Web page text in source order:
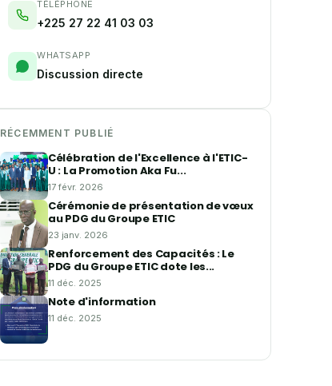
TÉLÉPHONE
+225 27 22 41 03 03
WHATSAPP
Discussion directe
RÉCEMMENT PUBLIÉ
Célébration de l'Excellence à l'ETIC-
U : La Promotion Aka Fu...
17 févr. 2026
Cérémonie de présentation de vœux
au PDG du Groupe ETIC
23 janv. 2026
Renforcement des Capacités : Le
PDG du Groupe ETIC dote les...
11 déc. 2025
Note d'information
11 déc. 2025